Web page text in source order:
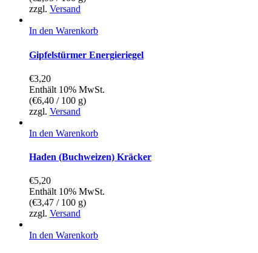
zzgl. Versand
In den Warenkorb
Gipfelstürmer Energieriegel
€3,20
Enthält 10% MwSt.
(€6,40 / 100 g)
zzgl. Versand
In den Warenkorb
Haden (Buchweizen) Kräcker
€5,20
Enthält 10% MwSt.
(€3,47 / 100 g)
zzgl. Versand
In den Warenkorb